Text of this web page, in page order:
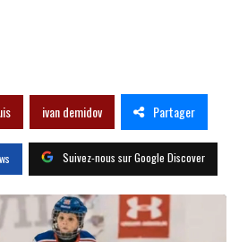
ivan demidov Partager
Suivez-nous sur Google Discover